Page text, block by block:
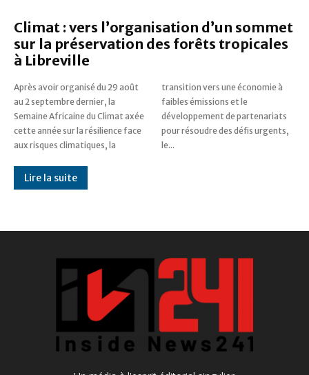
Climat : vers l’organisation d’un sommet
sur la préservation des forêts tropicales
à Libreville
Après avoir organisé du 29 août
au 2 septembre dernier, la
Semaine Africaine du Climat axée
cette année sur la résilience face
aux risques climatiques, la
transition vers une économie à
faibles émissions et le
développement de partenariats
pour résoudre des défis urgents,
le...
Lire la suite